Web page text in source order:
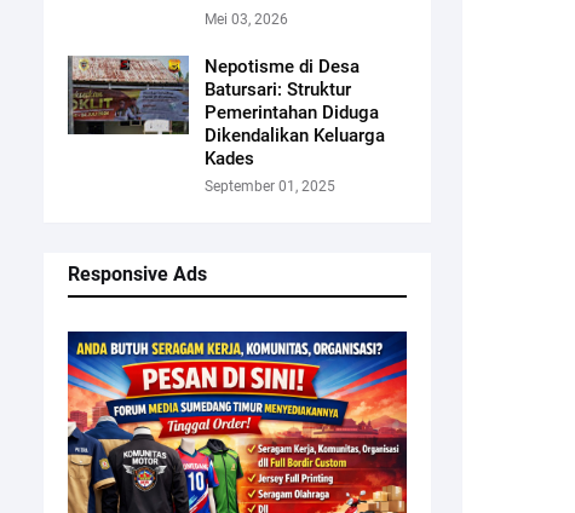
Mei 03, 2026
Nepotisme di Desa
Batursari: Struktur
Pemerintahan Diduga
Dikendalikan Keluarga
Kades
September 01, 2025
Responsive Ads